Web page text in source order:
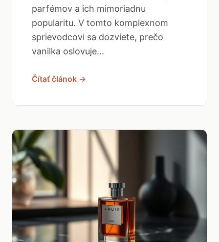
parfémov a ich mimoriadnu
popularitu. V tomto komplexnom
sprievodcovi sa dozviete, prečo
vanilka oslovuje...
Čítať článok →